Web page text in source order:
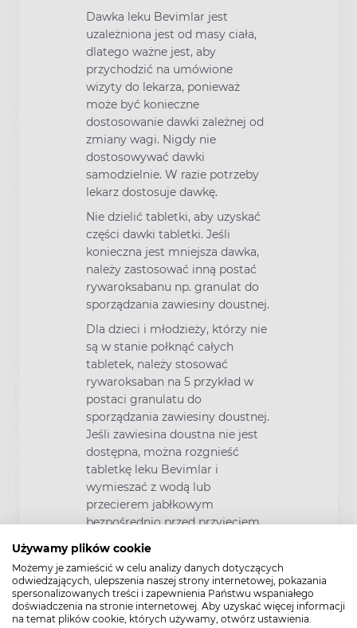
Używamy plików cookie
Możemy je zamieścić w celu analizy danych dotyczących
odwiedzających, ulepszenia naszej strony internetowej, pokazania
spersonalizowanych treści i zapewnienia Państwu wspaniałego
doświadczenia na stronie internetowej. Aby uzyskać więcej informacji
na temat plików cookie, których używamy, otwórz ustawienia.
Dawka leku Bevimlar jest
uzależniona jest od masy ciała,
dlatego ważne jest, aby
przychodzić na umówione
wizyty do lekarza, ponieważ
może być konieczne
dostosowanie dawki zależnej od
zmiany wagi. Nigdy nie
dostosowywać dawki
samodzielnie. W razie potrzeby
lekarz dostosuje dawkę.
Nie dzielić tabletki, aby uzyskać
części dawki tabletki. Jeśli
konieczna jest mniejsza dawka,
należy zastosować inną postać
rywaroksabanu np. granulat do
sporządzania zawiesiny doustnej.
Dla dzieci i młodzieży, którzy nie
są w stanie połknąć całych
tabletek, należy stosować
rywaroksaban na 5 przykład w
postaci granulatu do
sporządzania zawiesiny doustnej.
Jeśli zawiesina doustna nie jest
dostępna, można rozgnieść
tabletkę leku Bevimlar i
wymieszać z wodą lub
przecierem jabłkowym
bezpośrednio przed przyjęciem.
Po tej mieszaninie należy spożyć
posiłek.
W razie potrzeby lekarz może
również podać rozgniecioną
tabletkę przez zgłębnik